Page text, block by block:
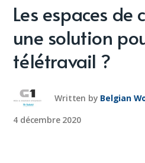
Les espaces de
une solution
télétravail ?
Written by Belgian
4 décembre 2020